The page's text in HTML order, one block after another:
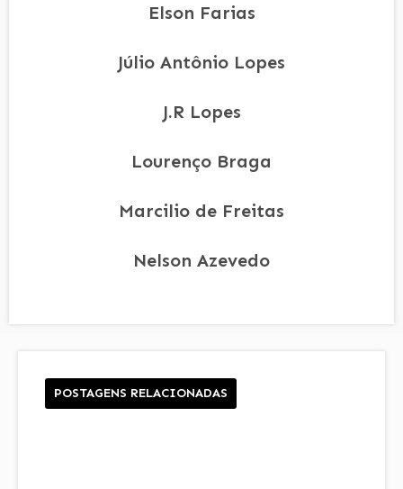
Elson Farias
Júlio Antônio Lopes
J.R Lopes
Lourenço Braga
Marcilio de Freitas
Nelson Azevedo
POSTAGENS RELACIONADAS